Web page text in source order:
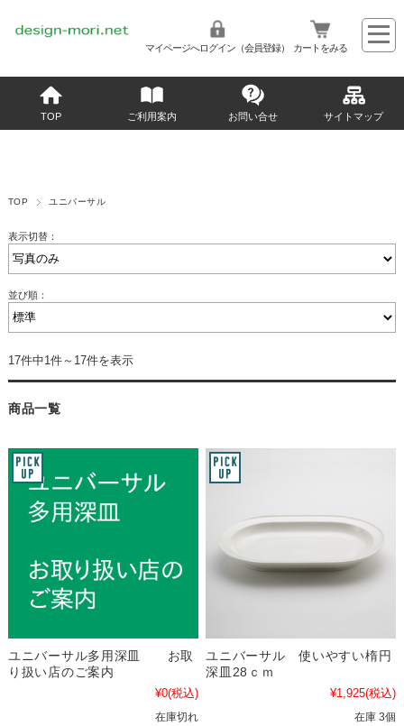
マイページへログイン（会員登録） カートをみる
TOP ご利用案内 お問い合せ サイトマップ
TOP ユニバーサル
表示切替：
並び順：
17件中1件～17件を表示
商品一覧
ユニバーサル多用深皿 お取
り扱い店のご案内
¥0(税込)
在庫切れ
ユニバーサル 使いやすい楕円
深皿28ｃｍ
¥1,925(税込)
在庫 3個